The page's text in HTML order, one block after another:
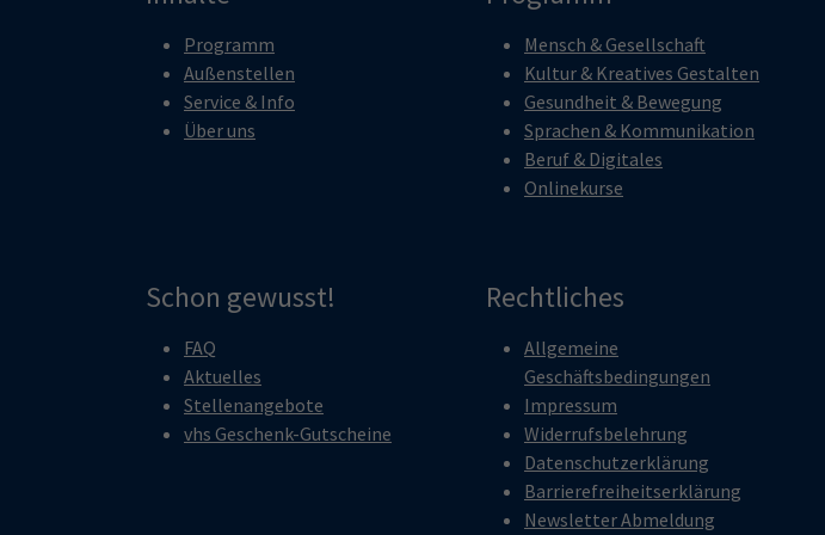
Programm
Außenstellen
Service & Info
Über uns
Mensch & Gesellschaft
Kultur & Kreatives Gestalten
Gesundheit & Bewegung
Sprachen & Kommunikation
Beruf & Digitales
Onlinekurse
Schon gewusst!
FAQ
Aktuelles
Stellenangebote
vhs Geschenk-Gutscheine
Rechtliches
Allgemeine
Geschäftsbedingungen
Impressum
Widerrufsbelehrung
Datenschutzerklärung
Barrierefreiheitserklärung
Newsletter Abmeldung